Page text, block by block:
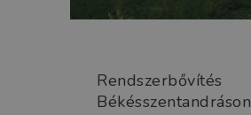
Rendszerbővítés
Békésszentandráson